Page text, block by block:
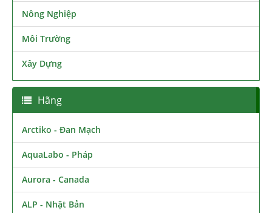
Nông Nghiệp
Môi Trường
Xây Dựng
Hãng
Arctiko - Đan Mạch
AquaLabo - Pháp
Aurora - Canada
ALP - Nhật Bản